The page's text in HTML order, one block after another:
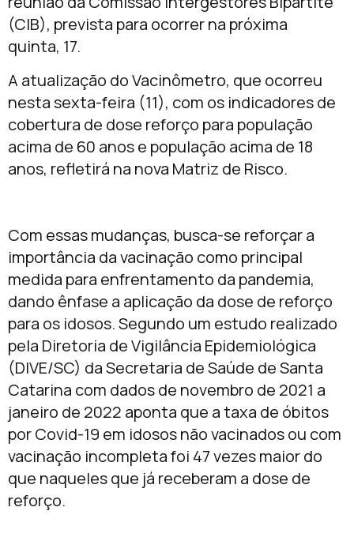
(CIB), prevista para ocorrer na próxima
quinta, 17.
A atualização do Vacinômetro, que ocorreu
nesta sexta-feira (11), com os indicadores de
cobertura de dose reforço para população
acima de 60 anos e população acima de 18
anos, refletirá na nova Matriz de Risco.
Com essas mudanças, busca-se reforçar a
importância da vacinação como principal
medida para enfrentamento da pandemia,
dando ênfase a aplicação da dose de reforço
para os idosos. Segundo um estudo realizado
pela Diretoria de Vigilância Epidemiológica
(DIVE/SC) da Secretaria de Saúde de Santa
Catarina com dados de novembro de 2021 a
janeiro de 2022 aponta que a taxa de óbitos
por Covid-19 em idosos não vacinados ou com
vacinação incompleta foi 47 vezes maior do
que naqueles que já receberam a dose de
reforço.